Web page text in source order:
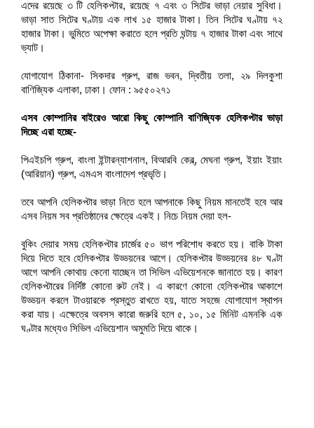
এদের রয়েছে ৩ টি হেলিকপ্টার, রয়েছে ৭ এবং ৩ সিটের ভাড়া নেয়ার সুবিধা।
ভাড়া সাত সিটের ঘণ্টায় এক লাখ ১৫ হাজার টাকা। তিন সিটের ঘণ্টায় ৭২
হাজার টাকা। ভুমিতে অপেক্ষা করাতে হলে প্রতি ঘন্টায় ৭ হাজার টাকা এবং সাথে
ভ্যাট।
যোগাযোগ ঠিকানা- সিকদার গ্রুপ, রাজ ভবন, দ্বিতীয় তলা, ২৯ দিলকুশা
বাণিজ্যিক এলাকা, ঢাকা। ফোন : ৯৫৫০২৭১
এসব কোম্পানির বাইরেও আরো কিছু কোম্পানি বাণিজ্যিক হেলিকপ্টার ভাড়া
দিচ্ছে এরা হচ্ছে-
পিএইচপি গ্রুপ, বাংলা ইন্টারন্যাশনাল, বিআরবি কেব্ল্, মেঘনা গ্রুপ, ইয়াং ইয়াং
(আরিয়ান) গ্রুপ, এমএস বাংলাদেশ প্রভৃতি।
তবে আপনি হেলিকপ্টার ভাড়া নিতে হলে আপনাকে কিছু নিয়ম মানতেই হবে আর
এসব নিয়ম সব প্রতিষ্ঠানের ক্ষেত্রে একই। নিচে নিয়ম দেয়া হল-
বুকিং দেয়ার সময় হেলিকপ্টার চার্জের ৫০ ভাগ পরিশোধ করতে হয়। বাকি টাকা
দিয়ে দিতে হবে হেলিকপ্টার উড্ডয়নের আগে। হেলিকপ্টার উড্ডয়নের ৪৮ ঘণ্টা
আগে আপনি কোথায় কেনো যাচ্ছেন তা সিভিল এভিয়েশনকে জানাতে হয়। কারণ
হেলিকপ্টারের নির্দিষ্ট কোনো রুট নেই। এ কারণে কোনো হেলিকপ্টার আকাশে
উড্ডয়ন করলে টাওয়ারকে প্রস্তুত রাখতে হয়, যাতে সহজে যোগাযোগ স্থাপন
করা যায়। এক্ষেত্রে অবসস কারো জরুরি হলে ৫, ১০, ১৫ মিনিট এমনকি এক
ঘণ্টার মধ্যেও সিভিল এভিয়েশান অমুমতি দিয়ে থাকে।